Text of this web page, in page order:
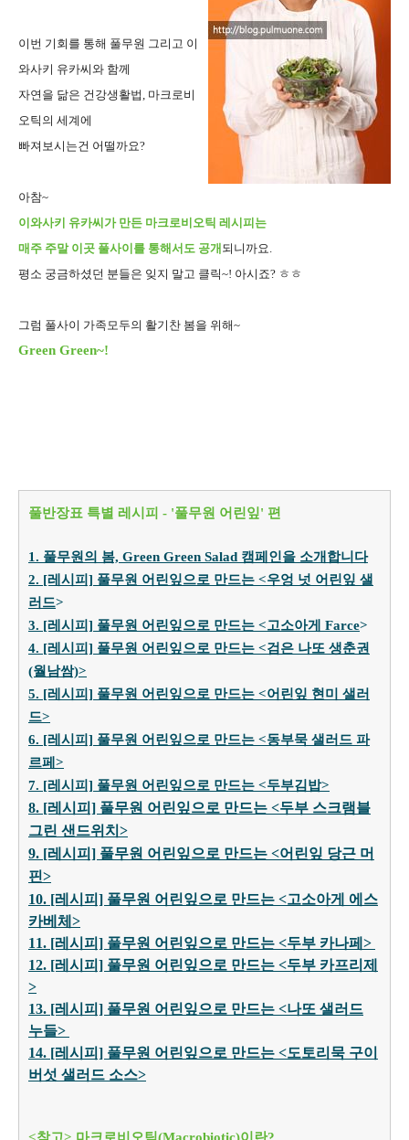
이번 기회를 통해 풀무원 그리고 이
와사키 유카씨와 함께
자연을 닮은 건강생활법, 마크로비
오틱의 세계에
빠져보시는건 어떨까요?
아참~
이와사키 유카씨가 만든 마크로비오틱 레시피는
매주 주말 이곳 풀사이를 통해서도 공개 되니까요.
평소 궁금하셨던 분들은 잊지 말고 클릭~! 아시죠? ㅎㅎ
그럼 풀사이 가족모두의 활기찬 봄을 위해~
Green Green~!
풀반장표 특별 레시피 - '풀무원 어린잎' 편
1. 풀무원의 봄, Green Green Salad 캠페인을 소개합니다
2. [레시피] 풀무원 어린잎으로 만드는 <우엉 넛 어린잎 샐
러드>
3. [레시피] 풀무원 어린잎으로 만드는 <고소아게 Farce>
4. [레시피] 풀무원 어린잎으로 만드는 <검은 나또 생춘권
(월남쌈)>
5. [레시피] 풀무원 어린잎으로 만드는 <어린잎 현미 샐러
드>
6. [레시피] 풀무원 어린잎으로 만드는 <동부묵 샐러드 파
르페>
7. [레시피] 풀무원 어린잎으로 만드는 <두부김밥>
8. [레시피] 풀무원 어린잎으로 만드는 <두부 스크램블
그린 샌드위치>
9. [레시피] 풀무원 어린잎으로 만드는 <어린잎 당근 머
핀>
10. [레시피] 풀무원 어린잎으로 만드는 <고소아게 에스
카베체>
11. [레시피] 풀무원 어린잎으로 만드는 <두부 카나페>
12. [레시피] 풀무원 어린잎으로 만드는 <두부 카프리제
>
13. [레시피] 풀무원 어린잎으로 만드는 <나또 샐러드
누들>
14. [레시피] 풀무원 어린잎으로 만드는 <도토리묵 구이
버섯 샐러드 소스>